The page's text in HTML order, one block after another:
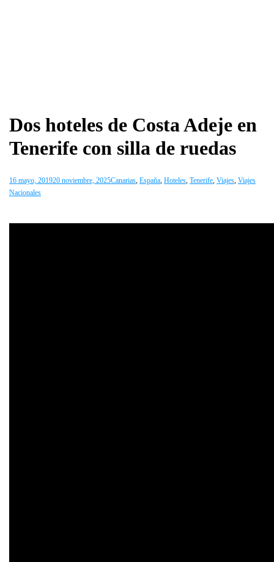
Dos hoteles de Costa Adeje en
Tenerife con silla de ruedas
16 mayo, 201920 noviembre, 2025Canarias, España, Hoteles, Tenerife, Viajes, Viajes
Nacionales